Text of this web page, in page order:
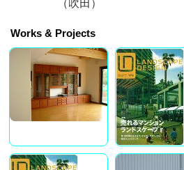
Works & Projects